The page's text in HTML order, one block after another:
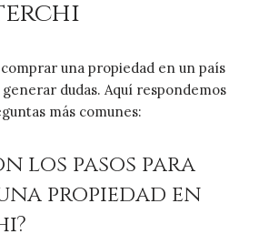
una propiedad en un país
dudas. Aquí respondemos
más comunes:
los pasos para
propiedad en